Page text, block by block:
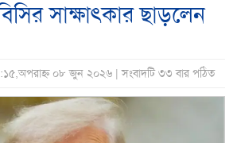
সাক্ষাৎকার ছাড়লেন
০৮ জুন ২০২৬ | সংবাদটি ৩৩ বার পঠিত